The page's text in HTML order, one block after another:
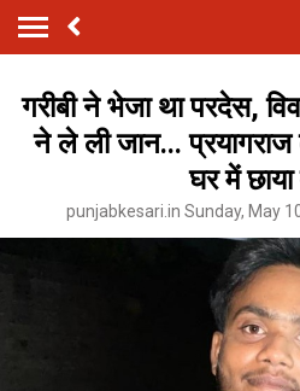
गरीबी ने भेजा था परदेस,
ने ले ली जान...
घर में छाया
punjabkesari.in Sunday, May